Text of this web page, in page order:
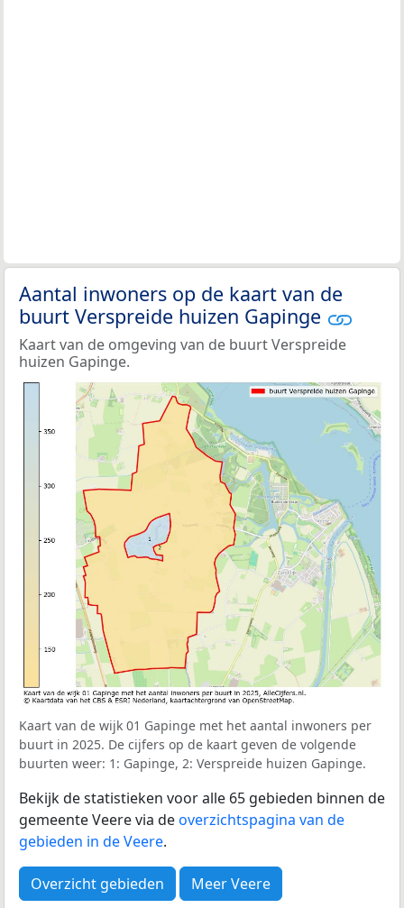
Aantal inwoners op de kaart van de
buurt Verspreide huizen Gapinge
Kaart van de omgeving van de buurt Verspreide
huizen Gapinge.
Kaart van de wijk 01 Gapinge met het aantal inwoners per
buurt in 2025. De cijfers op de kaart geven de volgende
buurten weer: 1: Gapinge, 2: Verspreide huizen Gapinge.
Bekijk de statistieken voor alle 65 gebieden binnen de
gemeente Veere via deoverzichtspagina van de
gebieden in de Veere.
Overzicht gebieden Meer Veere